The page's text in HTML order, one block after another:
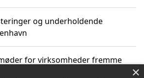
og underholdende
for virksomheder fremme
×